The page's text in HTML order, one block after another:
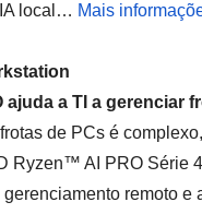
local… Mais
ajuda a TI a gerenciar
de PCs é
Ryzen™ AI PRO Série
remoto e